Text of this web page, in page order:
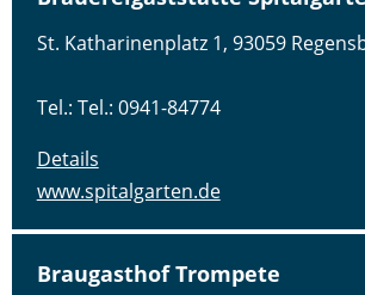
St. Katharinenplatz 1, 93059
Tel.: Tel.: 0941-84774
Details
www.spitalgarten.de
Braugasthof Trompete